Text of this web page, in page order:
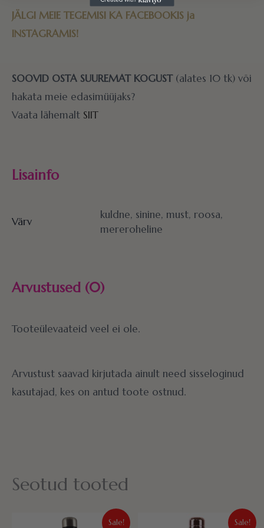
JÄLGI MEIE TEGEMISI KA FACEBOOKIS ja
INSTAGRAMIS!
SOOVID OSTA SUUREMAT KOGUST(alates 10 tk) või
hakata meie edasimüüjaks?
Vaata lähemalt SIIT
Lisainfo
Värv
kuldne, sinine, must, roosa,
mereroheline
Arvustused (0)
Tooteülevaateid veel ei ole.
Arvustust saavad kirjutada ainult need sisseloginud
kasutajad, kes on antud toote ostnud.
Seotud tooted
Sale!
Algne
Praegune
Sale!
Algne
Praegune